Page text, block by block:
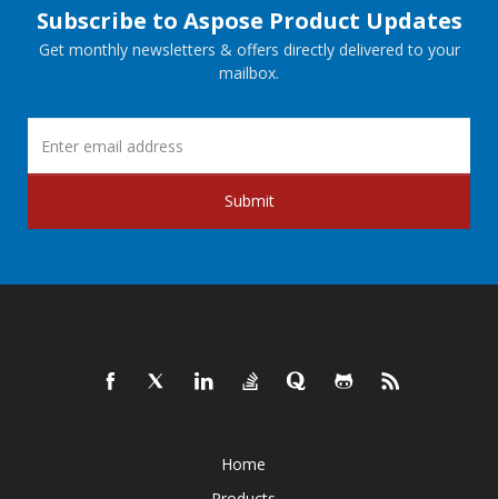
Subscribe to Aspose Product Updates
Get monthly newsletters & offers directly delivered to your
mailbox.
Submit
Home